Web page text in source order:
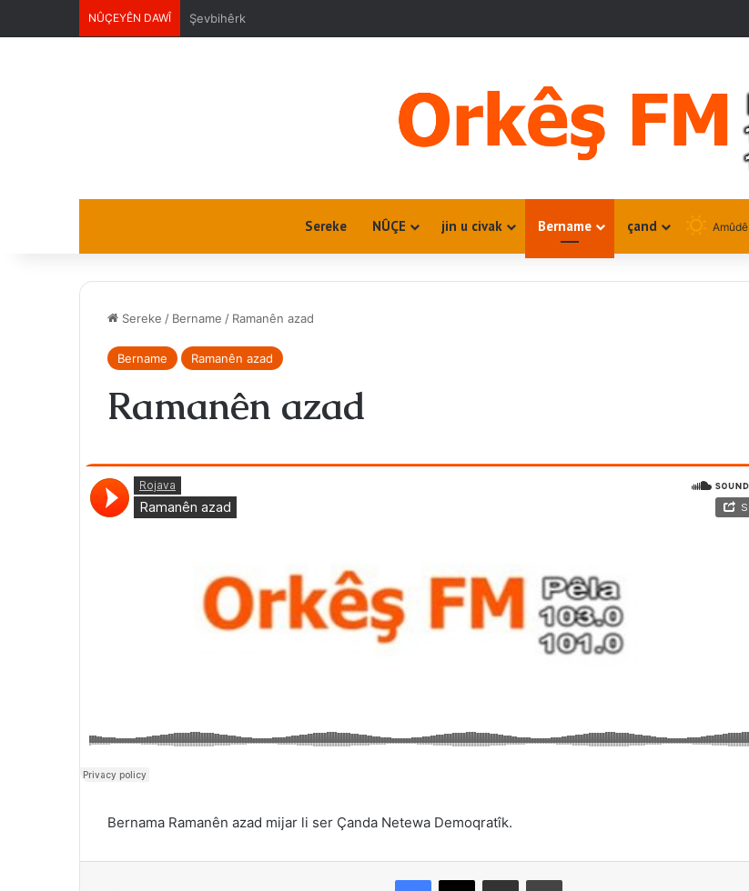
NÛÇEYÊN DAWÎ Ektwel jin
Sereke NÛÇE jin u civak Bername çand Amûdê
Sereke / Bername / Ramanên azad
Bername Ramanên azad
Ramanên azad
Bernama Ramanên azad mijar li ser Çanda Netewa Demoqratîk.
Facebook
X Share via Email Print